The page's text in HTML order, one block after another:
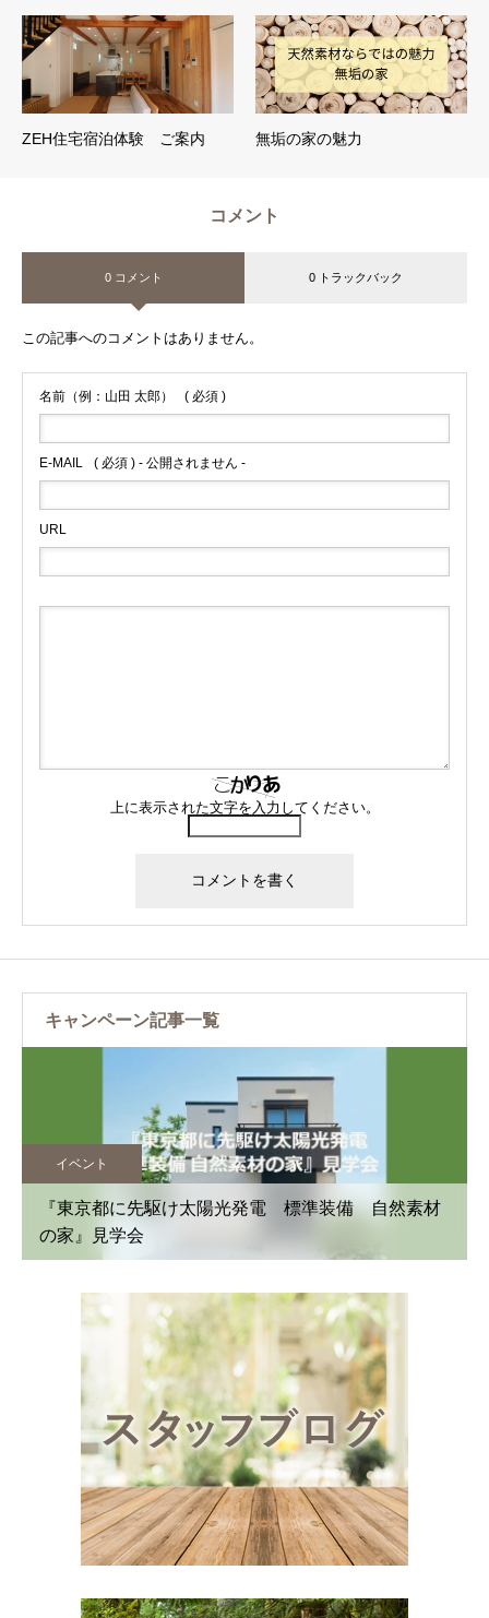
ZEH住宅宿泊体験 ご案内 無垢の家の魅力
コメント
0 コメント 0 トラックバック
この記事へのコメントはありません。
名前（例：山田 太郎） ( 必須 )
E-MAIL ( 必須 ) - 公開されません -
URL
上に表示された文字を入力してください。
キャンペーン記事一覧
イベント
『東京都に先駆け太陽光発電 標準装備 自然素材
の家』見学会